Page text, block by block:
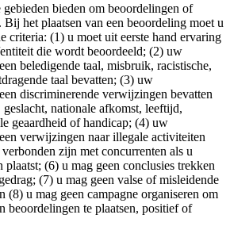
bieden om beoordelingen of
Bij het plaatsen van een beoordeling moet u
criteria: (1) u moet uit eerste hand ervaring
die wordt beoordeeld; (2) uw
beledigende taal, misbruik, racistische,
taal bevatten; (3) uw
discriminerende verwijzingen bevatten
nationale afkomst, leeftijd,
geaardheid of handicap; (4) uw
verwijzingen naar illegale activiteiten
zijn met concurrenten als u
plaatst; (6) u mag geen conclusies trekken
(7) u mag geen valse of misleidende
(8) u mag geen campagne organiseren om
beoordelingen te plaatsen, positief of